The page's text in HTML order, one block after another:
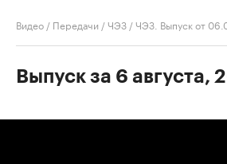
Видео / Передачи /ЧЭЗ /ЧЭЗ. Выпуск от
Выпуск за 6 августа,